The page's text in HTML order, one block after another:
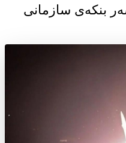
بنکەی سازمانی